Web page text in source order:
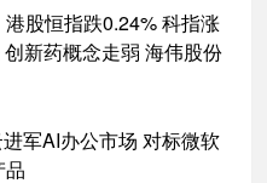
股恒指跌0.24% 科指涨
新药概念走弱 海伟股份
军AI办公市场 对标微软
品